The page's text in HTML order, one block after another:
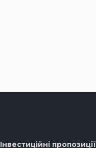
Інвестиційні пропозиції